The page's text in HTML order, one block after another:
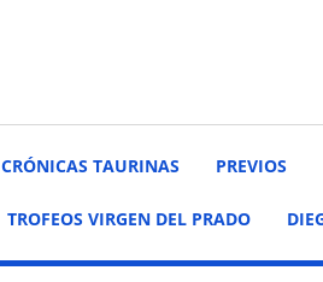
CRÓNICAS TAURINAS PREVIOS
TROFEOS VIRGEN DEL PRADO